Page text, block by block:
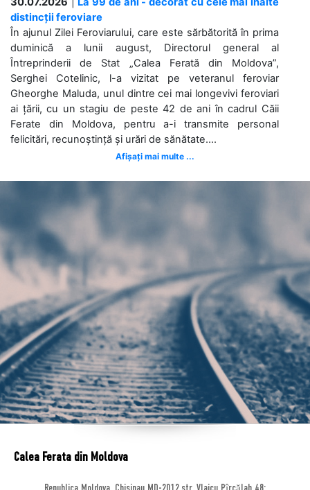
distincții feroviare
În ajunul Zilei Feroviarului, care este sărbătorită în prima
duminică a lunii august, Directorul general al
Întreprinderii de Stat „Calea Ferată din Moldova”,
Serghei Cotelinic, l-a vizitat pe veteranul feroviar
Gheorghe Maluda, unul dintre cei mai longevivi feroviari
ai țării, cu un stagiu de peste 42 de ani în cadrul Căii
Ferate din Moldova, pentru a-i transmite personal
felicitări, recunoștință și urări de sănătate....
Afișați mai multe ...
Calea Ferata din Moldova